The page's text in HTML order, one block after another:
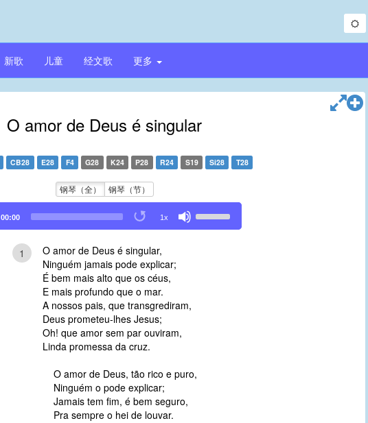
新歌 儿童 经文歌 更多
O amor de Deus é singular
CB28 E28 F4 G28 K24 P28 R24 S19 Si28 T28
钢琴（全） 钢琴（节）
00:00 1x
Up/Down
1
O amor de Deus é singular,
Ninguém jamais pode explicar;
É bem mais alto que os céus,
E mais profundo que o mar.
A nossos pais, que transgrediram,
Deus prometeu-lhes Jesus;
Oh! que amor sem par ouviram,
Linda promessa da cruz.
O amor de Deus, tão rico e puro,
Ninguém o pode explicar;
Jamais tem fim, é bem seguro,
Pra sempre o hei de louvar.